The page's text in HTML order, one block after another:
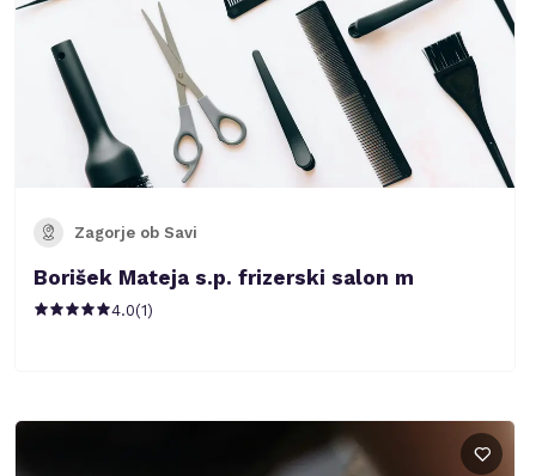
Zagorje ob Savi
Borišek Mateja s.p. frizerski salon m
4.0(1)